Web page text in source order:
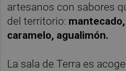
artesanos con sabores
del territorio:
caramelo, agualimón.
La sala de Terra es